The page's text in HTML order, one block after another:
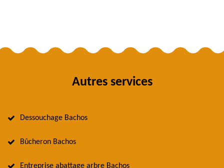
Autres services
Dessouchage Bachos
Bûcheron Bachos
Entreprise abattage arbre Bachos